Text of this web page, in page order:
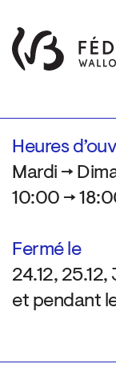
Heures
Mardi →
10:00 →
Fermé le
24.12, 25.12,
et pendant